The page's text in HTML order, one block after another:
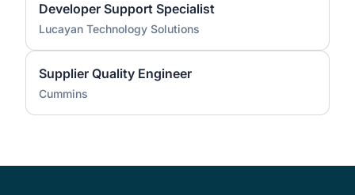
Developer Support Specialist
Lucayan Technology Solutions
Supplier Quality Engineer
Cummins